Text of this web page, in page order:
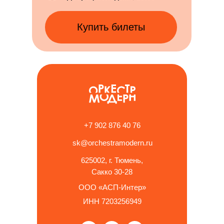
Купить билеты
ООО «АСП-Интер»
ИНН 7203256949
sk@orchestramodern.ru
+7 902 876 40 76
625002, г. Тюмень,
Сакко 30-28